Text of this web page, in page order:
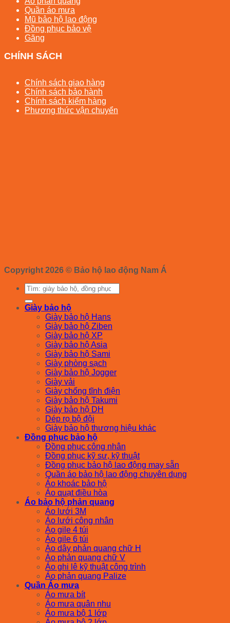
Quần áo mưa
Mũ bảo hộ lao động
Đồng phục bảo vệ
Găng
CHÍNH SÁCH
Chính sách giao hàng
Chính sách bảo hành
Chính sách kiểm hàng
Phương thức vận chuyển
Copyright 2026 © Bảo hộ lao động Nam Á
Tìm
kiếm:
Giày bảo hộ
Giày bảo hộ Hans
Giày bảo hộ Ziben
Giày bảo hộ XP
Giày bảo hộ Asia
Giày bảo hộ Sami
Giày phòng sạch
Giày bảo hộ Jogger
Giày vải
Giày chống tĩnh điện
Giày bảo hộ Takumi
Giày bảo hộ DH
Dép rọ bộ đội
Giày bảo hộ thương hiệu khác
Đồng phục bảo hộ
Đồng phục công nhân
Đồng phục kỹ sư, kỹ thuật
Đồng phục bảo hộ lao động may sẵn
Quần áo bảo hộ lao động chuyên dụng
Áo khoác bảo hộ
Áo quạt điều hòa
Áo bảo hộ phản quang
Áo lưới 3M
Áo lưới công nhân
Áo gile 4 túi
Áo gile 6 túi
Áo dây phản quang chữ H
Áo phản quang chữ V
Áo ghi lê kỹ thuật công trình
Áo phản quang Palize
Quần Áo mưa
Áo mưa bít
Áo mưa quân nhu
Áo mưa bộ 1 lớp